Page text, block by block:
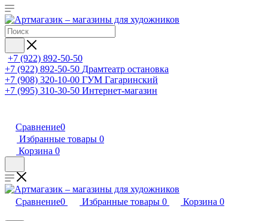
+7 (922) 892-50-50
+7 (922) 892-50-50 Драмтеатр остановка
+7 (908) 320-10-00 ГУМ Гагаринский
+7 (995) 310-30-50 Интернет-магазин
Сравнение0
Избранные товары 0
Корзина 0
Сравнение0 Избранные товары 0 Корзина 0